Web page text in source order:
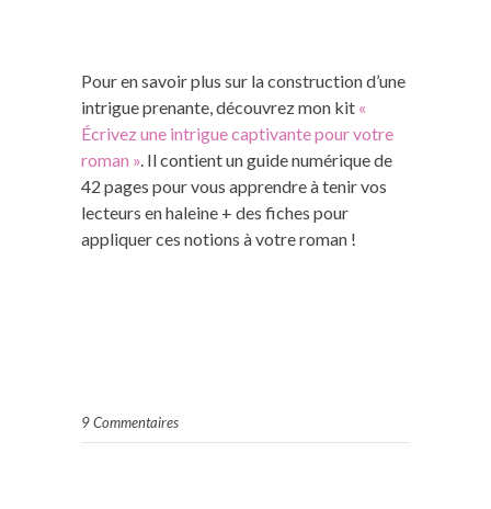
Pour en savoir plus sur la construction d’une
intrigue prenante, découvrez mon kit «
Écrivez une intrigue captivante pour votre
roman ». Il contient un guide numérique de
42 pages pour vous apprendre à tenir vos
lecteurs en haleine + des fiches pour
appliquer ces notions à votre roman !
9 Commentaires